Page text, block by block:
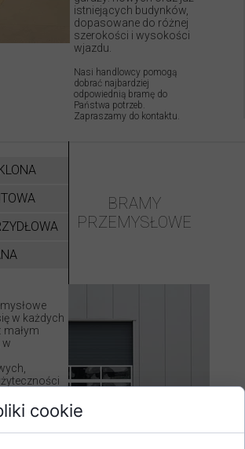
BRAMY
PRZEMYSŁOWE
w każdych
w
cechą
jest
istniejących budynków,
dopasowane do różnej
szerokości i wysokości
wjazdu.
Nasi handlowcy pomogą
dobrać najbardziej
odpowiednią bramę do
Państwa potrzeb.
Zapraszamy do kontaktu.
cookie